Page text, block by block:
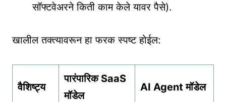
सॉफ्टवेअरने किती काम केले यावर पैसे).
खालील तक्त्यावरून हा फरक स्पष्ट होईल:
वैशिष्ट्य
पारंपारिक SaaS
मॉडेल
AI Agent मॉडेल